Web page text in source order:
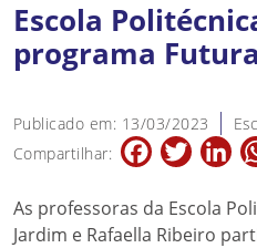
Escola
programa
Publicado em: 13/03/2023
Compartilhar:
FacebookTwitter
As professoras da Escola
Jardim e Rafaella Ribeiro